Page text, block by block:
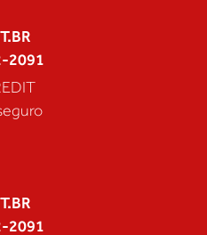
2091
2091